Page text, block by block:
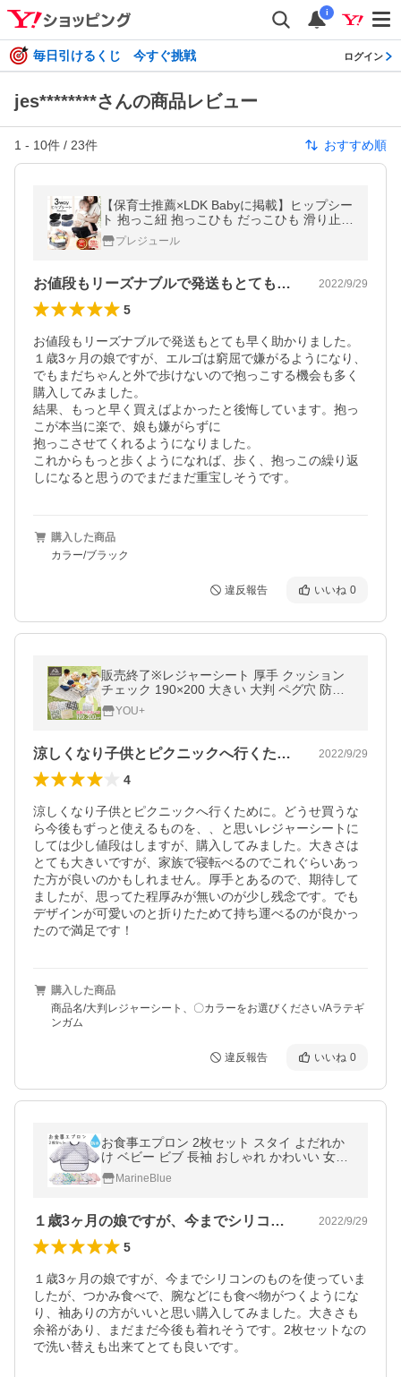
i
毎日引けるくじ 今すぐ挑戦 ログイン
jes********さんの商品レビュー
1 - 10件 / 23件 おすすめ順
【保育士推薦×LDK Babyに掲載】ヒップシー
ト 抱っこ紐 抱っこひも だっこひも 滑り止め
付 ウエストポーチ 赤ちゃん プレジュール バ
ッグ プレジュール 爆買
プレジュール
お値段もリーズナブルで発送もとても早く… 2022/9/29
5
お値段もリーズナブルで発送もとても早く助かりました。
１歳3ヶ月の娘ですが、エルゴは窮屈で嫌がるようになり、
でもまだちゃんと外で歩けないので抱っこする機会も多く
購入してみました。
結果、もっと早く買えばよかったと後悔しています。抱っ
こが本当に楽で、娘も嫌がらずに
抱っこさせてくれるようになりました。
これからもっと歩くようになれば、歩く、抱っこの繰り返
しになると思うのでまだまだ重宝しそうです。
購入した商品
カラー/ブラック
違反報告 いいね 0
販売終了※レジャーシート 厚手 クッション
チェック 190×200 大きい 大判 ペグ穴 防水
アウトドア 洗える viaggio+
YOU+
涼しくなり子供とピクニックへ行くために… 2022/9/29
4
涼しくなり子供とピクニックへ行くために。どうせ買うな
ら今後もずっと使えるものを、、と思いレジャーシートに
しては少し値段はしますが、購入してみました。大きさは
とても大きいですが、家族で寝転べるのでこれぐらいあっ
た方が良いのかもしれません。厚手とあるので、期待して
ましたが、思ってた程厚みが無いのが少し残念です。でも
デザインが可愛いのと折りたためて持ち運べるのが良かっ
たので満足です！
購入した商品
商品名/大判レジャーシート、〇カラーをお選びください/Aラテギ
ンガム
違反報告 いいね 0
お食事エプロン 2枚セット スタイ よだれか
け ベビー ビブ 長袖 おしゃれ かわいい 女の
子 男の子 ロング 防水 食べこぼしガード 食
べこぼしポケット
MarineBlue
１歳3ヶ月の娘ですが、今までシリコンの… 2022/9/29
5
１歳3ヶ月の娘ですが、今までシリコンのものを使っていま
したが、つかみ食べで、腕などにも食べ物がつくようにな
り、袖ありの方がいいと思い購入してみました。大きさも
余裕があり、まだまだ今後も着れそうです。2枚セットなの
で洗い替えも出来てとても良いです。